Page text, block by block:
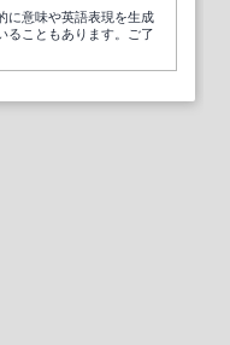
に意味や英語表現を生成
ることもあります。ご了